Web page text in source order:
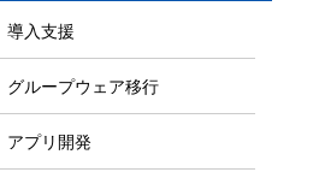
導入支援
グループウェア移行
アプリ開発